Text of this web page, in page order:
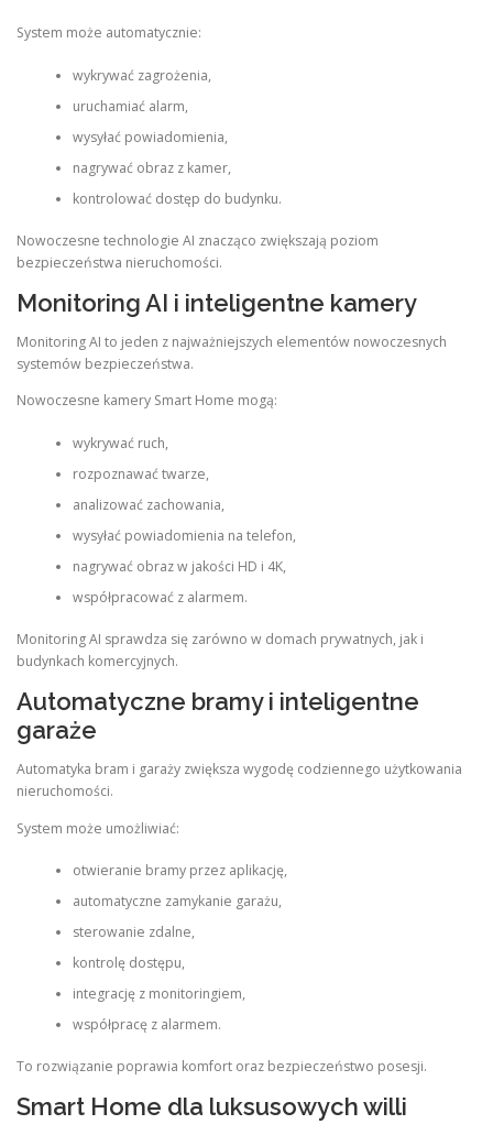
System może automatycznie:
wykrywać zagrożenia,
uruchamiać alarm,
wysyłać powiadomienia,
nagrywać obraz z kamer,
kontrolować dostęp do budynku.
Nowoczesne technologie AI znacząco zwiększają poziom
bezpieczeństwa nieruchomości.
Monitoring AI i inteligentne kamery
Monitoring AI to jeden z najważniejszych elementów nowoczesnych
systemów bezpieczeństwa.
Nowoczesne kamery Smart Home mogą:
wykrywać ruch,
rozpoznawać twarze,
analizować zachowania,
wysyłać powiadomienia na telefon,
nagrywać obraz w jakości HD i 4K,
współpracować z alarmem.
Monitoring AI sprawdza się zarówno w domach prywatnych, jak i
budynkach komercyjnych.
Automatyczne bramy i inteligentne
garaże
Automatyka bram i garaży zwiększa wygodę codziennego użytkowania
nieruchomości.
System może umożliwiać:
otwieranie bramy przez aplikację,
automatyczne zamykanie garażu,
sterowanie zdalne,
kontrolę dostępu,
integrację z monitoringiem,
współpracę z alarmem.
To rozwiązanie poprawia komfort oraz bezpieczeństwo posesji.
Smart Home dla luksusowych willi